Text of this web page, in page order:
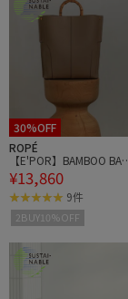
30%OFF
ROPÉ
【E'POR】BAMBOO BAG
Large【通勤】【A4対
応】
¥13,860
9件
2BUY10%OFF